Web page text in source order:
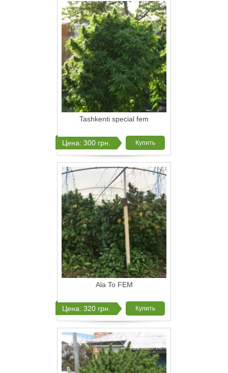
Tashkenti special fem
Цена: 300 грн. Купить
Ala To FEM
Цена: 320 грн. Купить